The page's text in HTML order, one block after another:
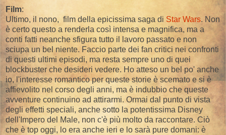
Film:
Ultimo, il nono, film della epicissima saga di Star Wars. Non
è certo questo a renderla così intensa e magnifica, ma a
conti fatti neanche sfigura tutto il lavoro passato e non
sciupa un bel niente. Faccio parte dei fan critici nei confronti
di questi ultimi episodi, ma resta sempre uno di quei
blockbuster che desideri vedere. Ho atteso un bel po' anche
io, l'interesse romantico per queste storie è scemato e si è
affievolito nel corso degli anni, ma è indubbio che queste
avventure continuino ad attirarmi. Ormai dal punto di vista
degli effetti speciali, anche sotto la potentissima Disney
dell'Impero del Male, non c'è più molto da raccontare. Ciò
che è top oggi, lo era anche ieri e lo sarà pure domani: è